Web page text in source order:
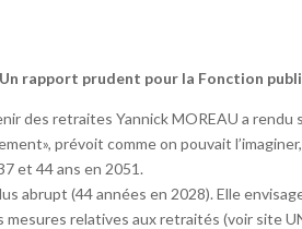
rapport prudent pour la Fonction
des retraites Yannick MOREAU a rendu
prévoit comme on pouvait
et 44 ans en 2051.
abrupt (44 années en 2028). Elle
relatives aux retraités (voir site